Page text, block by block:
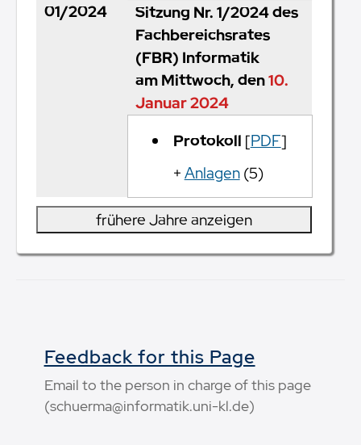
01/2024
Sitzung Nr. 1/2024 des
Fachbereichsrates
(FBR) Informatik
am Mittwoch, den10.
Januar 2024
Protokoll [PDF]
+Anlagen(5)
frühere Jahre anzeigen
Feedback for this Page
Email to the person in charge of this page
(schuerma@informatik.uni-kl.de)